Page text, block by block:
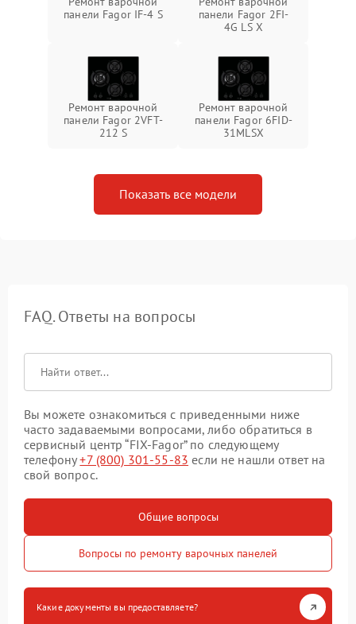
панели Fagor IF-4 S
панели Fagor 2FI-
4G LS X
Ремонт варочной
панели Fagor 2VFT-
212 S
Ремонт варочной
панели Fagor 6FID-
31MLSX
Показать все модели
FAQ. Ответы на вопросы
Вы можете ознакомиться с приведенными ниже
часто задаваемыми вопросами, либо обратиться в
сервисный центр “FIX-Fagor” по следующему
телефону+7 (800) 301-55-83 если не нашли ответ на
свой вопрос.
Общие вопросы
Вопросы по ремонту варочных панелей
Какие документы вы предоставляете?